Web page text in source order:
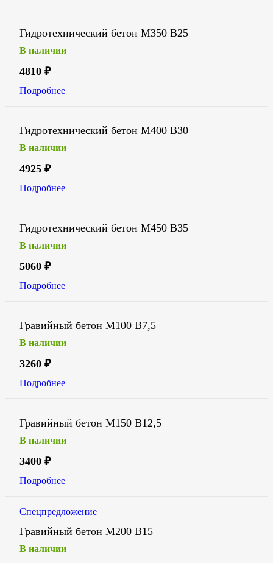
Гидротехнический бетон М350 В25
В наличии
4810 ₽
Подробнее
Гидротехнический бетон М400 В30
В наличии
4925 ₽
Подробнее
Гидротехнический бетон М450 В35
В наличии
5060 ₽
Подробнее
Гравийный бетон М100 В7,5
В наличии
3260 ₽
Подробнее
Гравийный бетон М150 В12,5
В наличии
3400 ₽
Подробнее
Спецпредложение
Гравийный бетон М200 В15
В наличии